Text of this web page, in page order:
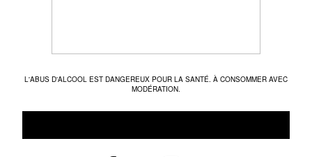
L'ABUS D'ALCOOL EST DANGEREUX POUR LA SANTÉ. À CONSOMMER AVEC
MODÉRATION.